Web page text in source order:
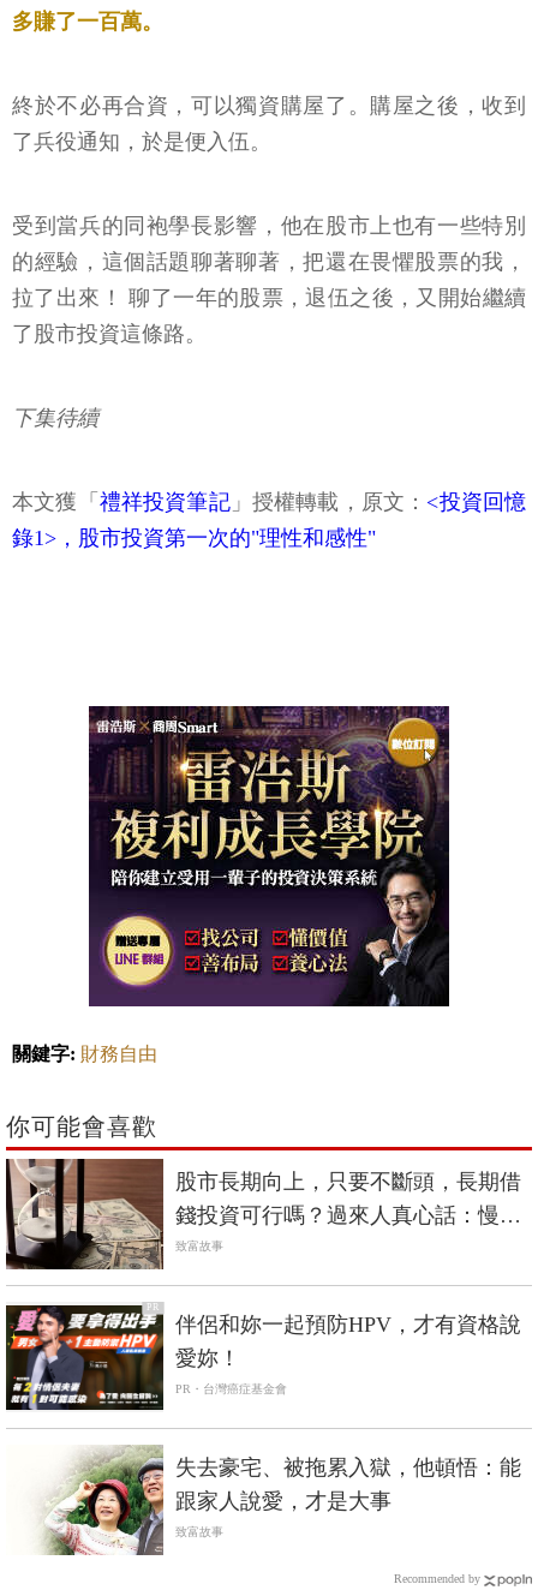
多賺了一百萬。
終於不必再合資，可以獨資購屋了。購屋之後，收到
了兵役通知，於是便入伍。
受到當兵的同袍學長影響，他在股市上也有一些特別
的經驗，這個話題聊著聊著，把還在畏懼股票的我，
拉了出來！ 聊了一年的股票，退伍之後，又開始繼續
了股市投資這條路。
下集待續
本文獲「 禮祥投資筆記」授權轉載，原文： <投資回憶
錄1>，股市投資第一次的"理性和感性"
關鍵字: 財務自由
你可能會喜歡
股市長期向上，只要不斷頭，長期借
錢投資可行嗎？過來人真心話：慢慢
來比較快
致富故事
PR
伴侶和妳一起預防HPV，才有資格說
愛妳！
PR・台灣癌症基金會
失去豪宅、被拖累入獄，他頓悟：能
跟家人說愛，才是大事
致富故事
Recommended by